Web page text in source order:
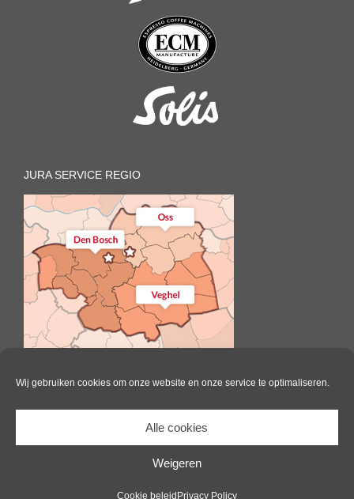
Wij gebruiken cookies om onze website en onze service te optimaliseren.
Alle cookies
Weigeren
Cookie beleid Privacy Policy
JURA SERVICE REGIO
Il Caffè | All Rights Reserved |Website door Pink Raven|Algemene
voorwaarden|